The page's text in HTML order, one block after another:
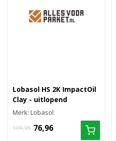
Lobasol HS 2K ImpactOil
Clay - uitlopend
Merk: Lobasol
109,95 76,96